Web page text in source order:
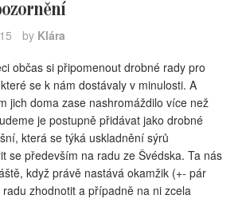
by Klára
občas si připomenout drobné rady pro
se k nám dostávaly v minulosti. A
jich doma zase nashromáždilo více než
je postupně přidávat jako drobné
která se týká uskladnění sýrů
se především na radu ze Švédska. Ta nás
když právě nastává okamžik (+- pár
zhodnotit a případně na ni zcela